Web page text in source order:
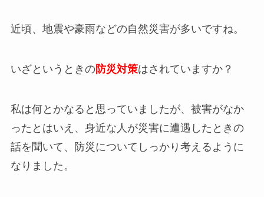
近頃、地震や豪雨などの自然災害が多いですね。
いざというときの防災対策はされていますか？
私は何とかなると思っていましたが、被害がなか
ったとはいえ、身近な人が災害に遭遇したときの
話を聞いて、防災についてしっかり考えるように
なりました。